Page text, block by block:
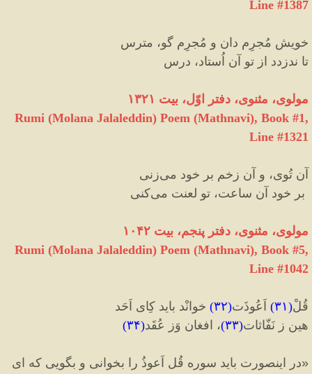
Line #1387
خویش مُجرِم دان و مُجرِم گو، مترس
تا ندزدد از تو آن اُستاد، درس
مولوی، مثنوی، دفتر اوّل، بیت ۱۳۲۱
Rumi (Molana Jalaleddin) Poem (Mathnavi), Book #1,
Line #1321
آن تُوی، و آن زخم بر خود می‌‌زنی
بر خود آن ساعت، تو لعنت می‌کنی‌‌
مولوی، مثنوی، دفتر پنجم، بیت ۱۰۴۲
Rumi (Molana Jalaleddin) Poem (Mathnavi), Book #5,
Line #1042
قُلْ(۳۱) اَعُوذَت(۳۲) خوانْد باید کِای اَحَد
هین ز نَفّاثات(۳۳)، افغان وَز عُقَد(۳۴)
«در اینصورت باید سوره قُل اَعوذُ را بخوانی و بگویی که ای